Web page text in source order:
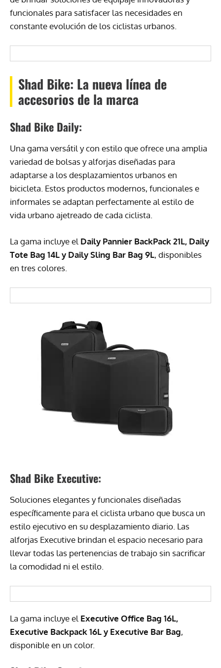
funcionales para satisfacer las necesidades en
constante evolución de los ciclistas urbanos.
Shad Bike: La nueva línea de
accesorios de la marca
Shad Bike Daily:
Una gama versátil y con estilo que ofrece una amplia
variedad de bolsas y alforjas diseñadas para
adaptarse a los desplazamientos urbanos en
bicicleta. Estos productos modernos, funcionales e
informales se adaptan perfectamente al estilo de
vida urbano ajetreado de cada ciclista.
La gama incluye el Daily Pannier BackPack 21L, Daily
Tote Bag 14L y Daily Sling Bar Bag 9L, disponibles
en tres colores.
Shad Bike Executive:
Soluciones elegantes y funcionales diseñadas
específicamente para el ciclista urbano que busca un
estilo ejecutivo en su desplazamiento diario. Las
alforjas Executive brindan el espacio necesario para
llevar todas las pertenencias de trabajo sin sacrificar
la comodidad ni el estilo.
La gama incluye el Executive Office Bag 16L,
Executive Backpack 16L y Executive Bar Bag,
disponible en un color.